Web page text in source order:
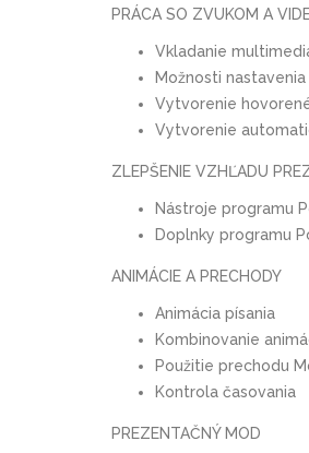
PRÁCA SO ZVUKOM A
Vkladanie
Možnosti nastavenia
Vytvorenie
Vytvorenie
ZLEPŠENIE VZHĽADU
Nástroje programu
Doplnky programu
ANIMÁCIE A PRECHODY
Animácia písania
Kombinovanie
Použitie prechodu
Kontrola časovania
PREZENTAČNÝ MOD